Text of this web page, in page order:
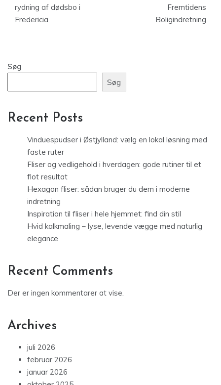
rydning af dødsbo i
Fredericia
Fremtidens
Boligindretning
Søg
Søg
Recent Posts
Vinduespudser i Østjylland: vælg en lokal løsning med
faste ruter
Fliser og vedligehold i hverdagen: gode rutiner til et
flot resultat
Hexagon fliser: sådan bruger du dem i moderne
indretning
Inspiration til fliser i hele hjemmet: find din stil
Hvid kalkmaling – lyse, levende vægge med naturlig
elegance
Recent Comments
Der er ingen kommentarer at vise.
Archives
juli 2026
februar 2026
januar 2026